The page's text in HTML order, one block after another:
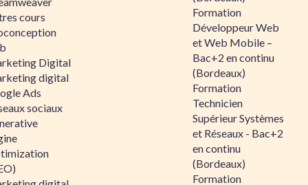
cours
Digital
digital
Ads
sociaux
Formation
Développeur Web
et Web Mobile –
Bac+2 en continu
(Bordeaux)
Formation
Technicien
Supérieur Systèmes
et Réseaux - Bac+2
en continu
(Bordeaux)
Formation